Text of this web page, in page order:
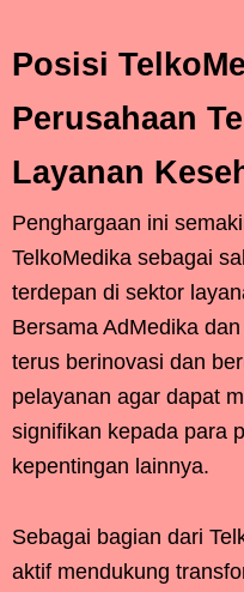
Posisi
Perusahaan
Layanan
Penghargaan ini
TelkoMedika sebagai
terdepan di sektor
Bersama AdMedika
terus berinovasi dan
pelayanan agar dapat
signifikan kepada para
kepentingan lainnya.
Sebagai bagian dari
aktif mendukung